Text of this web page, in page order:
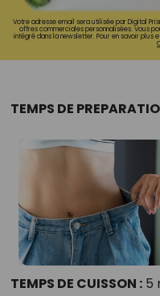
Votre adresse email sera utilisée par Digital
offres commerciales personnalisées. Vous
intégré dans la newsletter. Pour en savoir plus
TEMPS DE
TEMPS DE CUISSON :5